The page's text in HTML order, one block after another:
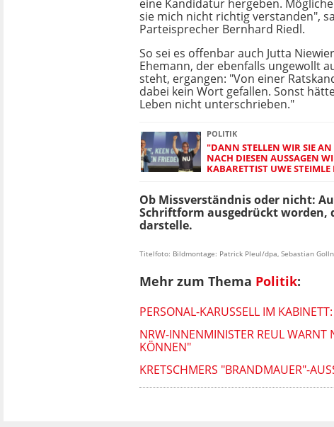
eine Kandidatur hergeben.
sie mich nicht richtig verstanden",
Parteisprecher Bernhard Riedl.
So sei es offenbar auch Jutta
Ehemann, der ebenfalls ungewollt
steht, ergangen: "Von einer
dabei kein Wort gefallen. Sonst
Leben nicht unterschrieben."
POLITIK
"DANN STELLEN WIR SIE
NACH DIESEN AUSSAGEN
KABARETTIST UWE STEIMLE
Ob Missverständnis oder nicht:
Schriftform ausgedrückt worden,
darstelle.
Titelfoto: Bildmontage: Patrick Pleul/dpa, Sebastian
Mehr zum Thema Politik:
PERSONAL-KARUSSELL IM
NRW-INNENMINISTER REUL WARNT
KÖNNEN"
KRETSCHMERS "BRANDMAUER"-